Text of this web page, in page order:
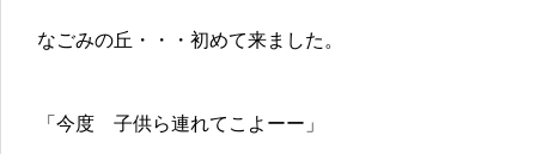
なごみの丘・・・初めて来ました。
「今度 子供ら連れてこよーー」